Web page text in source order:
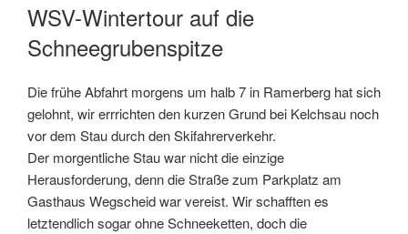
WSV-Wintertour auf die
Schneegrubenspitze
Die frühe Abfahrt morgens um halb 7 in Ramerberg hat sich
gelohnt, wir errrichten den kurzen Grund bei Kelchsau noch
vor dem Stau durch den Skifahrerverkehr.
Der morgentliche Stau war nicht die einzige
Herausforderung, denn die Straße zum Parkplatz am
Gasthaus Wegscheid war vereist. Wir schafften es
letztendlich sogar ohne Schneeketten, doch die